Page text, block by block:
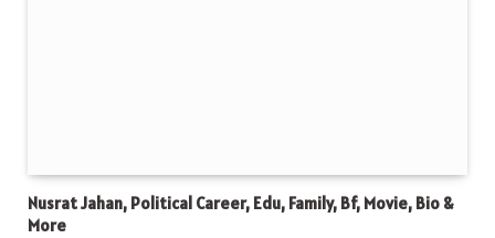
Nusrat Jahan, Political Career, Edu, Family, Bf, Movie, Bio &
More